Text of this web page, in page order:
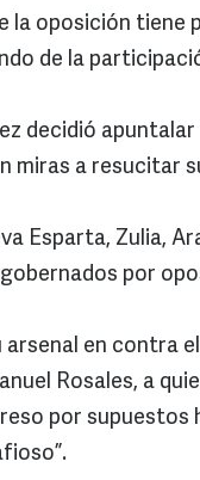
la oposición tiene
de la
decidió
miras a resucitar
Esparta, Zulia,
por
arsenal en contra
Rosales, a
por supuestos